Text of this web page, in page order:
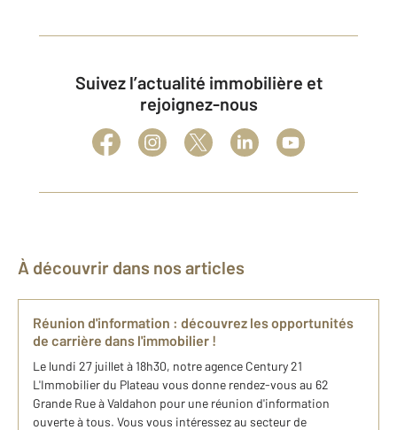
Suivez l’actualité immobilière et
rejoignez-nous
À découvrir dans nos articles
Réunion d'information : découvrez les opportunités
de carrière dans l'immobilier !
Le lundi 27 juillet à 18h30, notre agence Century 21
L'Immobilier du Plateau vous donne rendez-vous au 62
Grande Rue à Valdahon pour une réunion d'information
ouverte à tous. Vous vous intéressez au secteur de